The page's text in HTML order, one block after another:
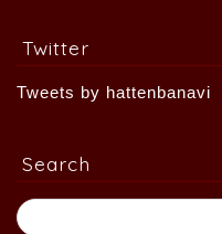
Twitter
Tweets by hattenbanavi
Search